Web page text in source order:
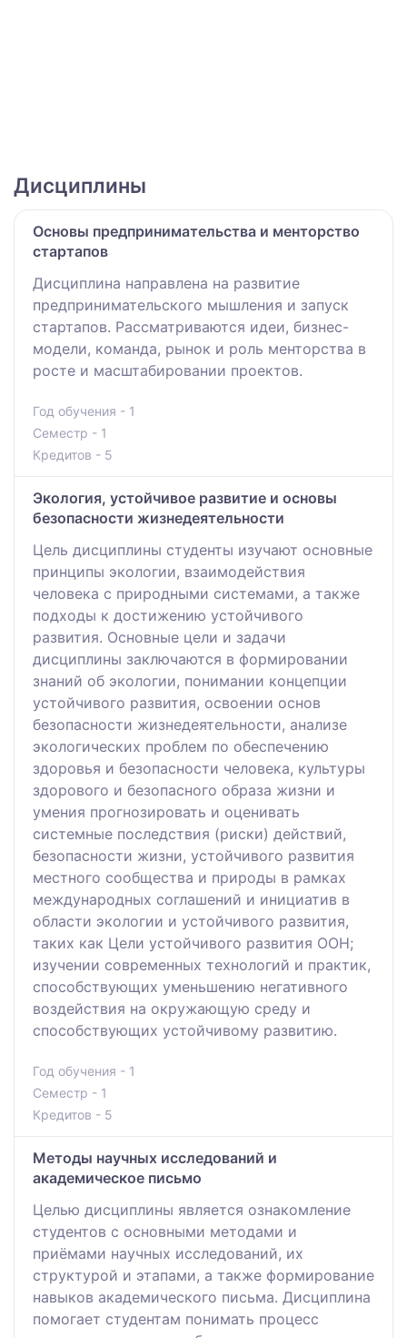
Дисциплины
Основы предпринимательства и менторство
стартапов
Дисциплина направлена на развитие
предпринимательского мышления и запуск
стартапов. Рассматриваются идеи, бизнес-
модели, команда, рынок и роль менторства в
росте и масштабировании проектов.
Год обучения - 1
Семестр - 1
Кредитов - 5
Экология, устойчивое развитие и основы
безопасности жизнедеятельности
Цель дисциплины студенты изучают основные
принципы экологии, взаимодействия
человека с природными системами, а также
подходы к достижению устойчивого
развития. Основные цели и задачи
дисциплины заключаются в формировании
знаний об экологии, понимании концепции
устойчивого развития, освоении основ
безопасности жизнедеятельности, анализе
экологических проблем по обеспечению
здоровья и безопасности человека, культуры
здорового и безопасного образа жизни и
умения прогнозировать и оценивать
системные последствия (риски) действий,
безопасности жизни, устойчивого развития
местного сообщества и природы в рамках
международных соглашений и инициатив в
области экологии и устойчивого развития,
таких как Цели устойчивого развития ООН;
изучении современных технологий и практик,
способствующих уменьшению негативного
воздействия на окружающую среду и
способствующих устойчивому развитию.
Год обучения - 1
Семестр - 1
Кредитов - 5
Методы научных исследований и
академическое письмо
Целью дисциплины является ознакомление
студентов с основными методами и
приёмами научных исследований, их
структурой и этапами, а также формирование
навыков академического письма. Дисциплина
помогает студентам понимать процесс